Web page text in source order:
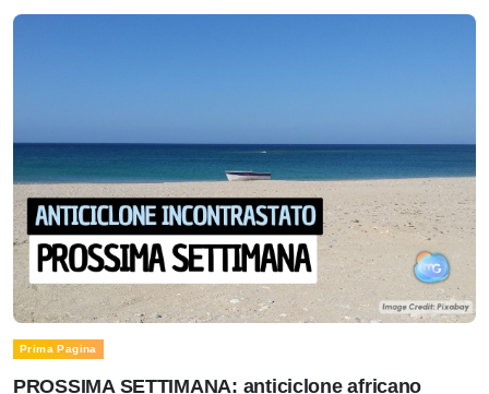
Prima Pagina
PROSSIMA SETTIMANA: anticiclone africano